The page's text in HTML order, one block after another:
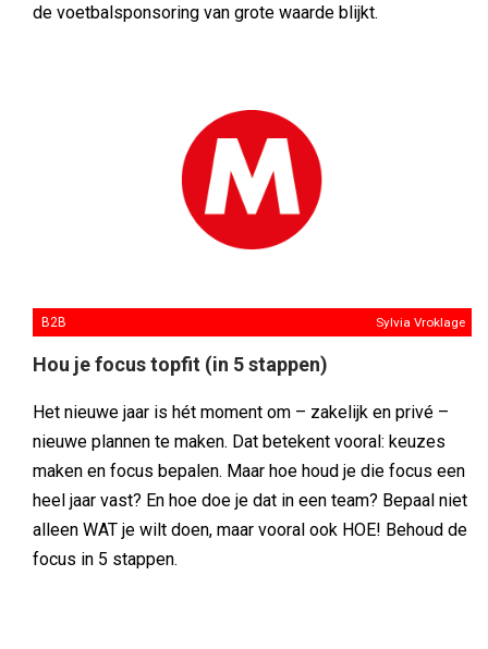
de voetbalsponsoring van grote waarde blijkt.
B2B Sylvia Vroklage
Hou je focus topfit (in 5 stappen)
Het nieuwe jaar is hét moment om – zakelijk en privé –
nieuwe plannen te maken. Dat betekent vooral: keuzes
maken en focus bepalen. Maar hoe houd je die focus een
heel jaar vast? En hoe doe je dat in een team? Bepaal niet
alleen WAT je wilt doen, maar vooral ook HOE! Behoud de
focus in 5 stappen.